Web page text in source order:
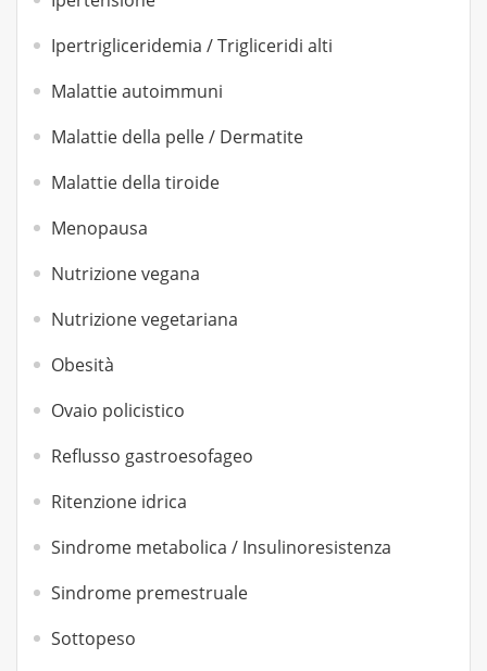
Ipertrigliceridemia / Trigliceridi alti
Malattie autoimmuni
Malattie della pelle / Dermatite
Malattie della tiroide
Menopausa
Nutrizione vegana
Nutrizione vegetariana
Obesità
Ovaio policistico
Reflusso gastroesofageo
Ritenzione idrica
Sindrome metabolica / Insulinoresistenza
Sindrome premestruale
Sottopeso